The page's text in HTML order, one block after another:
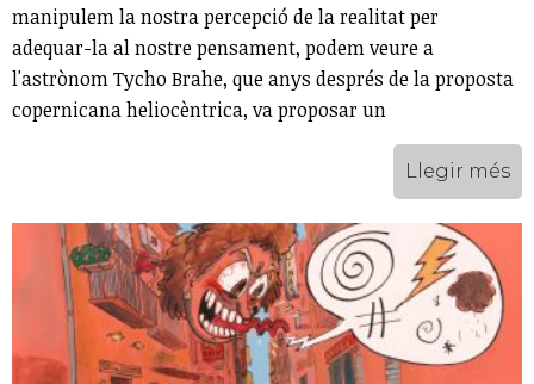
manipulem la nostra percepció de la realitat per
adequar-la al nostre pensament, podem veure a
l'astrònom Tycho Brahe, que anys després de la proposta
copernicana heliocèntrica, va proposar un
Llegir més